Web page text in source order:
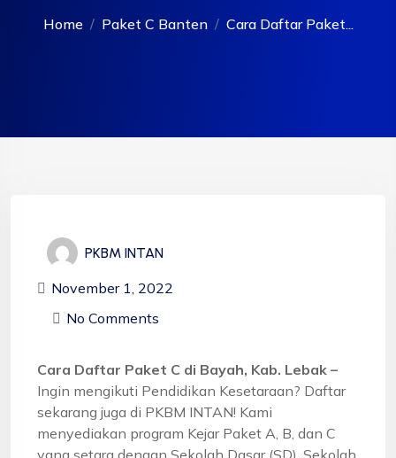
Home Paket C Banten Cara Daftar Paket...
PKBM INTAN
November 1, 2022
No Comments
Cara Daftar Paket C di Bayah, Kab. Lebak –
Ingin mengikuti Pendidikan Kesetaraan? Daftar
sekarang juga di PKBM INTAN! Kami
menyediakan program Kejar Paket A, B, dan C
yang setara dengan Sekolah Dasar (SD), Sekolah